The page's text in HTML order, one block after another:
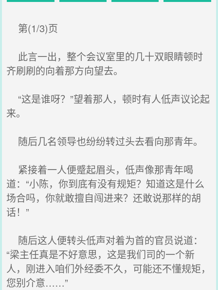
第(1/3)页
此言一出，整个会议室里的几十双眼睛顿时
齐刷刷的向着那方向望去。
“这是谁呀？”望着那人，顿时有人低声议论起
来。
随后几名领导也纷纷转过头去看向那青年。
紧接着一人便蹙起眉头，低声像那青年喝
道：“小陈，你到底有没有规矩？知道这是什么
场合吗，你就敢擅自闯进来？还敢说那样的胡
话！”
随后这人便转头低声对着为首的官员说道：
“梁主任真是不好意思，这是我们司的一个新
人，刚进入咱们外经委不久，可能还不懂规矩，
您别介意……”